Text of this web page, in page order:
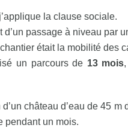
la clause sociale.
passage à niveau par
était la mobilité des
un parcours de 13 mois
d’un château d’eau de 45
pendant un mois.